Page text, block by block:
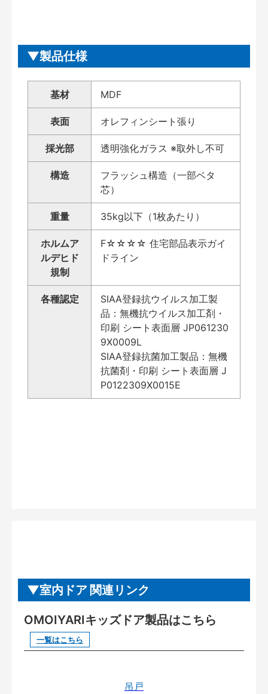
製品仕様
基材 MDF
表面 オレフィンシート張り
採光部 透明強化ガラス ※取外し不可
構造
フラッシュ構造（一部ベタ
芯）
重量 35kg以下（1枚あたり）
ホルムア
ルデヒド
規制
F☆☆☆☆ 住宅部品表示ガイ
ドライン
各種認定
SIAA登録抗ウイルス加工製
品：無機抗ウイルス加工剤・
印刷 シート表面層 JP061230
9X0009L
SIAA登録抗菌加工製品：無機
抗菌剤・印刷 シート表面層 J
P0122309X0015E
室内ドア 関連リンク
OMOIYARIキッズドア製品はこちら
一覧はこちら
吊戸